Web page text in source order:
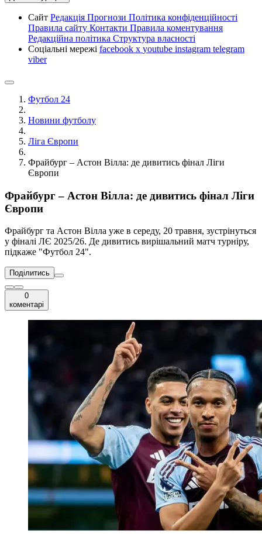
Сайт Редакція Прогнози Політика конфіденційності
Правила сайту Контакти Правила коментування
Редакційна політика Структура власності
Соціальні мережі facebook x youtube instagram telegram
viber
Футбол 24
Новини футболу
Ліга Європи
Фрайбург – Астон Вілла: де дивитись фінал Ліги
Європи
Фрайбург – Астон Вілла: де дивитись фінал Ліги
Європи
Фрайбург та Астон Вілла уже в середу, 20 травня, зустрінуться
у фіналі ЛЄ 2025/26. Де дивитись вирішальний матч турніру,
підкаже "Футбол 24".
Поділитись
0
коментарі